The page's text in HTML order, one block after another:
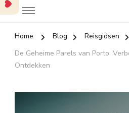
Home Blog
Reisgidsen
De Geheime Parels van Porto:
Ontdekken